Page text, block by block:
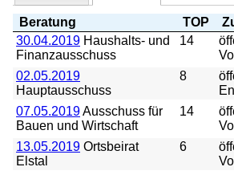
Beratung TOP
30.04.2019 Haushalts- und
Finanzausschuss
14
02.05.2019
Hauptausschuss
8
07.05.2019Ausschuss für
Bauen und Wirtschaft
14
13.05.2019 Ortsbeirat
Elstal
6